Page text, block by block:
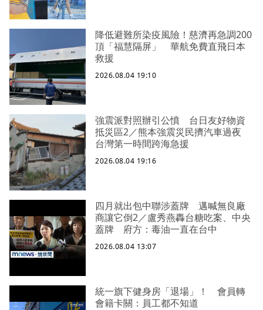
降低避難所染疫風險！慈濟再急調200
頂「福慧隔屏」 華航免費直飛日本
救援
2026.08.04 19:10
強震派對照辦引公憤 台日友好物資
抵災區2／熊本強震災民擠汽車過夜
台灣第一時間跨海急援
2026.08.04 19:16
四月就出包中聯涉蓋牌 邁喊無良廠
商讓它倒2／盧秀燕轟台糖吃案、中央
蓋牌 府方：毒油一直在台中
2026.08.04 13:07
統一旗下健身房「退場」！ 會員轉
會籍卡關：員工都不知道